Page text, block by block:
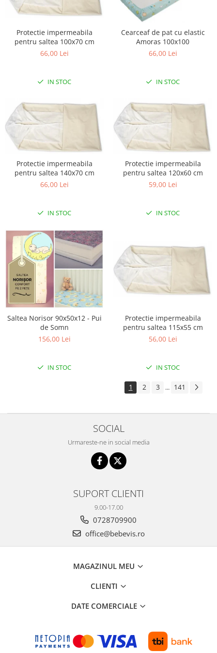
Protectie impermeabila
pentru saltea 100x70 cm
66,00 Lei
IN STOC
Cearceaf de pat cu elastic
Amoras 100x100
66,00 Lei
IN STOC
Protectie impermeabila
pentru saltea 140x70 cm
66,00 Lei
IN STOC
Protectie impermeabila
pentru saltea 120x60 cm
59,00 Lei
IN STOC
Saltea Norisor 90x50x12 - Pui
de Somn
156,00 Lei
IN STOC
Protectie impermeabila
pentru saltea 115x55 cm
56,00 Lei
IN STOC
1 2 3 ... 141
SOCIAL
Urmareste-ne in social media
SUPORT CLIENTI
9.00-17.00
0728709900
office@bebevis.ro
MAGAZINUL MEU
CLIENTI
DATE COMERCIALE